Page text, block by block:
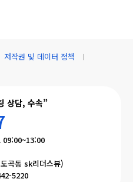
상담, 수속”
09:00~13:00
곡동 sk리더스뷰)
5220
저작권 및 데이터 정책